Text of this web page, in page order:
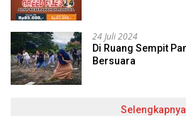
24 Juli 2024
Di Ruang Sempit
Bersuara
Selengkapnya